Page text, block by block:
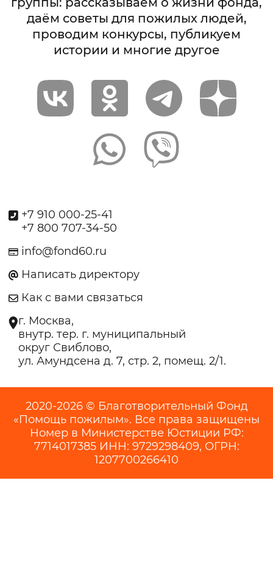
даём советы для пожилых людей,
проводим конкурсы, публикуем
истории и многие другое
+7 910 000-25-41
+7 800 707-34-50
info@fond60.ru
Написать директору
Как с вами связаться
г. Москва,
внутр. тер. г. муниципальный
округ Свиблово,
ул. Амундсена д. 7, стр. 2, помещ. 2/1.
2020-2026 © Благотворительный Фонд
«Помощь пожилым». Все права защищены
Номер в Министерстве Юстиции РФ:
7714017385 ИНН: 9729298409, ОГРН:
1207700266410